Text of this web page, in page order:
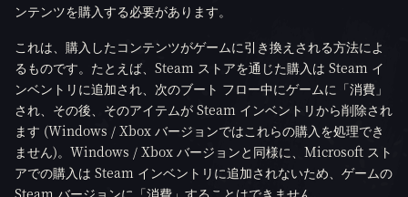
ンテンツを購入する必要があります。
これは、購入したコンテンツがゲームに引き換えされる方法によ
るものです。たとえば、Steam ストアを通じた購入は Steam イ
ンベントリに追加され、次のブート フロー中にゲームに「消費」
され、その後、そのアイテムが Steam インベントリから削除され
ます (Windows / Xbox バージョンではこれらの購入を処理でき
ません)。Windows / Xbox バージョンと同様に、Microsoft スト
アでの購入は Steam インベントリに追加されないため、ゲームの
Steam バージョンに「消費」することはできません。